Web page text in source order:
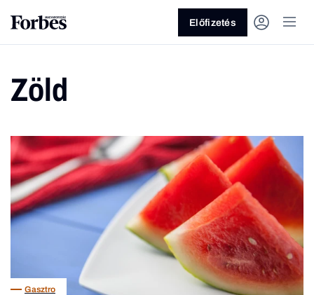
Vagy fedezze fel a következő
témákat
Pénz Zöld Legyél jobb!
Előfizetés
Zöld
Gasztro